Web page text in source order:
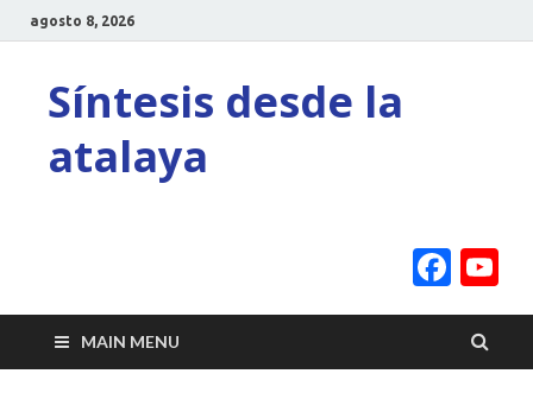
agosto 8, 2026
Síntesis desde la
atalaya
MAIN MENU